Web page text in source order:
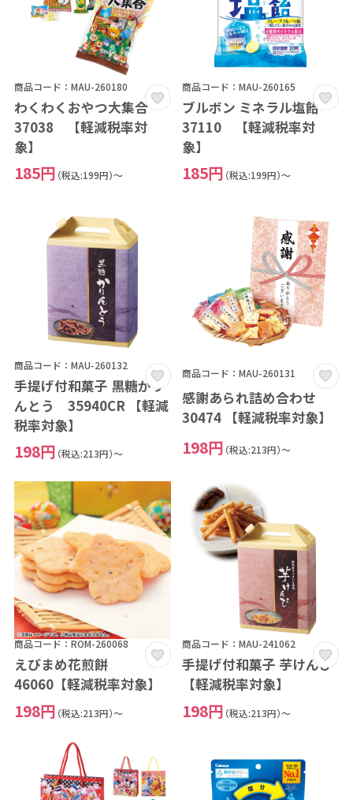
商品コード：MAU-260180
わくわくおやつ大集合
37038 【軽減税率対
象】
185円 （税込:199円）～
商品コード：MAU-260165
ブルボン ミネラル塩飴
37110 【軽減税率対
象】
185円 （税込:199円）～
商品コード：MAU-260132
手提げ付和菓子 黒糖かり
んとう 35940CR 【軽減
税率対象】
198円 （税込:213円）～
商品コード：MAU-260131
感謝あられ詰め合わせ
30474 【軽減税率対象】
198円 （税込:213円）～
商品コード：ROM-260068
えびまめ花煎餅
46060【軽減税率対象】
198円 （税込:213円）～
商品コード：MAU-241062
手提げ付和菓子 芋けんぴ
【軽減税率対象】
198円 （税込:213円）～